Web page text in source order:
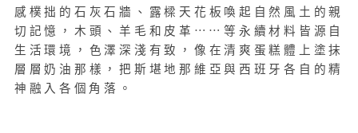
感樸拙的石灰石牆、露樑天花板喚起自然風土的親
切記憶，木頭、羊毛和皮革 ⋯⋯等永續材料皆源自
生活環境，色澤深淺有致，像在清爽蛋糕體上塗抹
層層奶油那樣，把斯堪地那維亞與西班牙各自的精
神融入各個角落。